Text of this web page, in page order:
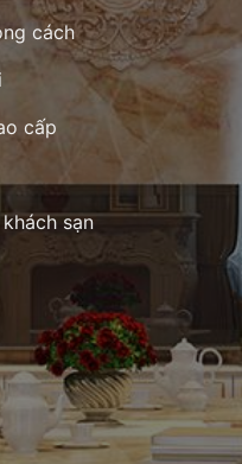
cách
cấp
sạn